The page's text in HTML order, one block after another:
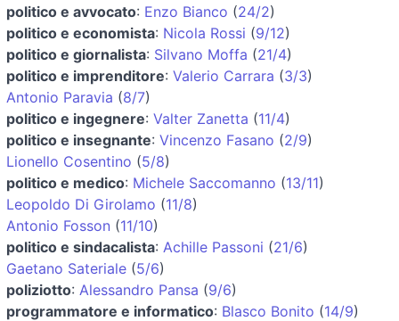
politico e avvocato: Enzo Bianco (24/2)
politico e economista: Nicola Rossi (9/12)
politico e giornalista: Silvano Moffa (21/4)
politico e imprenditore: Valerio Carrara (3/3)
Antonio Paravia (8/7)
politico e ingegnere: Valter Zanetta (11/4)
politico e insegnante: Vincenzo Fasano (2/9)
Lionello Cosentino (5/8)
politico e medico: Michele Saccomanno (13/11)
Leopoldo Di Girolamo (11/8)
Antonio Fosson (11/10)
politico e sindacalista: Achille Passoni (21/6)
Gaetano Sateriale (5/6)
poliziotto: Alessandro Pansa (9/6)
programmatore e informatico: Blasco Bonito (14/9)